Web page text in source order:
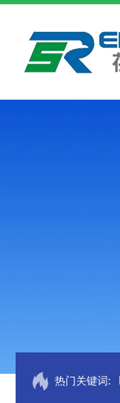
热门关键词: